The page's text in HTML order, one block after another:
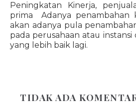
Peningkatan Kinerja,
prima Adanya penambahan
akan adanya pula
pada perusahaan atau
yang lebih baik lagi.
TIDAK ADA